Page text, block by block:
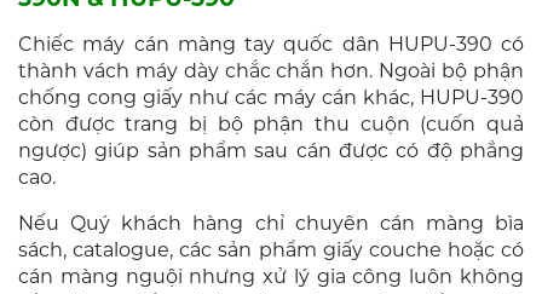
Chiếc máy cán màng tay quốc dân HUPU-390 có
thành vách máy dày chắc chắn hơn. Ngoài bộ phận
chống cong giấy như các máy cán khác, HUPU-390
còn được trang bị bộ phận thu cuộn (cuốn quả
ngược) giúp sản phẩm sau cán được có độ phẳng
cao.
Nếu Quý khách hàng chỉ chuyên cán màng bìa
sách, catalogue, các sản phẩm giấy couche hoặc có
cán màng nguội nhưng xử lý gia công luôn không